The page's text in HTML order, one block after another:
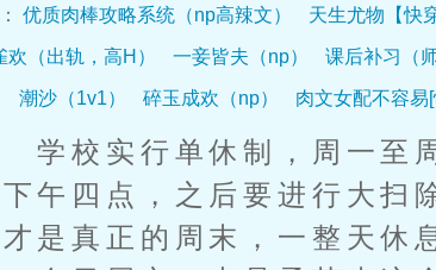
优质肉棒攻略系统（np高辣文） 天生尤物【快
欢（出轨，高H） 一妾皆夫（np） 课后补习（师
潮沙（1v1） 碎玉成欢（np） 肉文女配不容易
校实行单休制，周一至周
午四点，之后要进行大扫
才是真正的周末，一整天休